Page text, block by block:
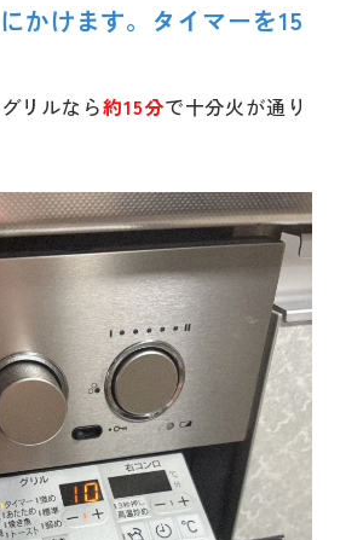
かけます。タイマーを15
リルなら約15分で十分火が通り